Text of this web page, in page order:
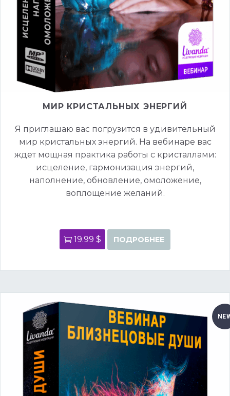
МИР КРИСТАЛЬНЫХ ЭНЕРГИЙ
Я приглашаю вас погрузится в удивительный
мир кристальных энергий. На вебинаре вас
ждет мощная практика работы с кристаллами:
исцеление, гармонизация энергий,
наполнение, обновление, омоложение,
воплощение желаний.
19.99 $ ПОДРОБНЕЕ